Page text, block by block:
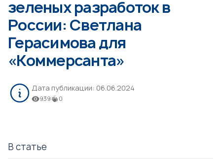
зеленых разработок в
России: Светлана
Герасимова для
«Коммерсанта»
Дата публикации: 06.06.2024
939 0
В статье